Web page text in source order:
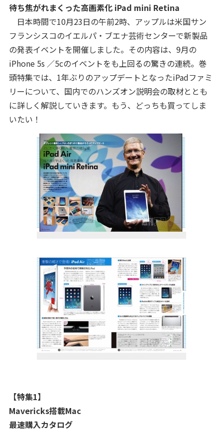
待ち焦がれまくった高画素化 iPad mini Retina
日本時間で10月23日の午前2時、アップルは米国サン
フランシスコのイエルパ・ブエナ芸術センターで新製品
の発表イベントを開催しました。その内容は、9月の
iPhone 5s ／5cのイベントをも上回るの驚きの連続。巻
頭特集では、1年ぶりのアップデートとなったiPadファミ
リーについて、国内でのハンズオン説明会の取材ととも
に詳しく解説していきます。もう、どっちも買ってしま
いたい！
【特集1】
Mavericks搭載Mac
最速購入カタログ